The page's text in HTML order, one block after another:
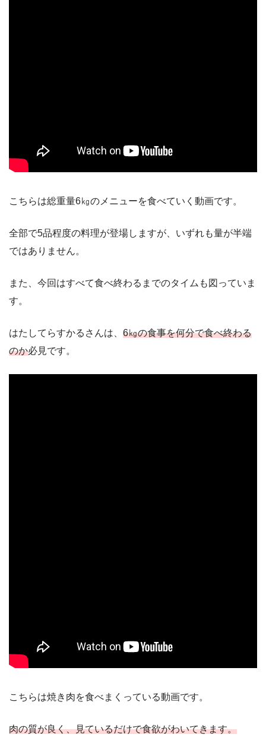
こちらは総重量6㎏のメニューを食べていく動画です。
全部で5品程度の料理が登場しますが、いずれも量が半端
ではありません。
また、今回はすべて食べ終わるまでのタイムも図っていま
す。
はたしてらすかるさんは、 6㎏の食事を何分で食べ終わる
のか必見です。
こちらは焼き肉を食べまくっている動画です。
肉の質が良く、見ているだけで食欲がわいてきます。